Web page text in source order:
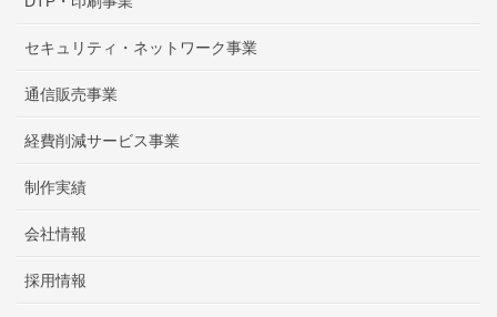
セキュリティ・ネットワーク事業
通信販売事業
経費削減サービス事業
制作実績
会社情報
採用情報